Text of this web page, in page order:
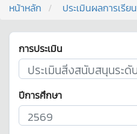
หน้าหลัก ประเมินผลการเรีย
การประเมิน
ปีการศึกษา